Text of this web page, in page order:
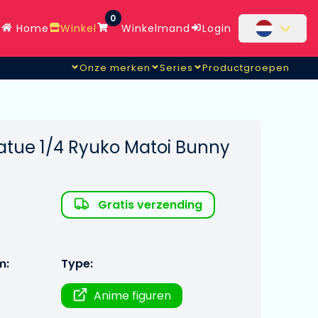
Home Winkel
0
Winkelmand Login
Onze merken Series Productgroepen
1/4 Ryuko Matoi Bunny
Gratis verzending
Type:
Anime figuren